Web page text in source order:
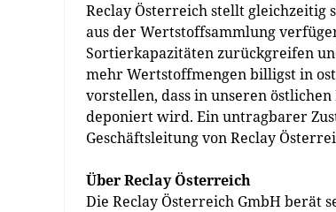
Reclay Österreich stellt
aus der Wertstoffsammlung
Sortierkapazitäten zurückgreifen
mehr Wertstoffmengen billigst in
vorstellen, dass in unseren
deponiert wird. Ein untragbarer
Geschäftsleitung von Reclay
Über Reclay Österreich
Die Reclay Österreich GmbH berät